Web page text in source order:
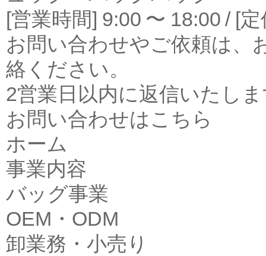
[営業時間] 9:00 〜 18:00 / [
お問い合わせやご依頼は、
絡ください。
2営業日以内に返信いたし
お問い合わせはこちら
ホーム
事業内容
バッグ事業
OEM・ODM
卸業務・小売り